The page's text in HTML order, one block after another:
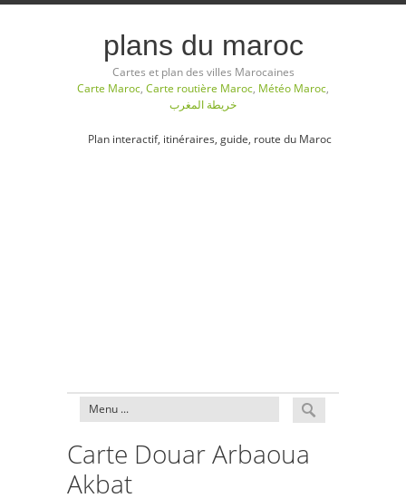
plans du maroc
Cartes et plan des villes Marocaines
Carte Maroc, Carte routière Maroc, Météo Maroc,
خريطة المغرب
Plan interactif, itinéraires, guide, route du Maroc
Carte Douar Arbaoua
Akbat